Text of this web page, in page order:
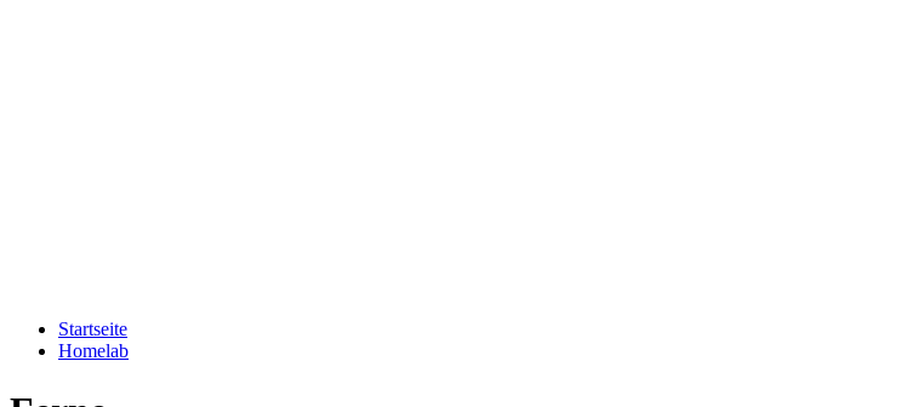
Startseite
Homelab